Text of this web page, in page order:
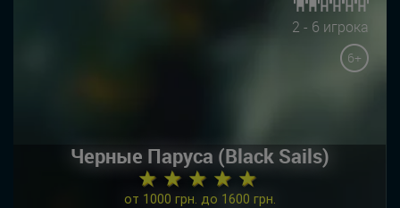
2 - 6 игрока
6+
Черные Паруса (Black Sails)
★ ★ ★ ★ ★
от 1000 грн. до 1600 грн.